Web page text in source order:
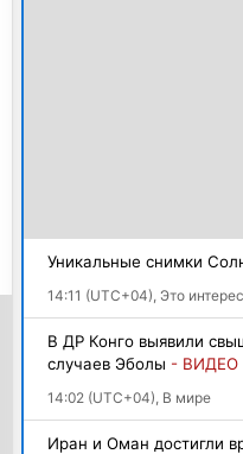
Уникальные снимки
14:11 (UTC+04), Это
В ДР Конго выявили
случаев Эболы - ВИДЕО
14:02 (UTC+04), В мире
Иран и Оман достигли